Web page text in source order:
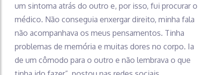
um sintoma atrás do outro e, por isso, fui procurar o
médico. Não conseguia enxergar direito, minha fala
não acompanhava os meus pensamentos. Tinha
problemas de memória e muitas dores no corpo. Ia
de um cômodo para o outro e não lembrava o que